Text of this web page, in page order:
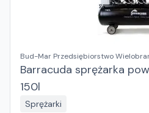
Bud-Mar Przedsiębiorstwo
Barracuda sprężarka
150l
Sprężarki